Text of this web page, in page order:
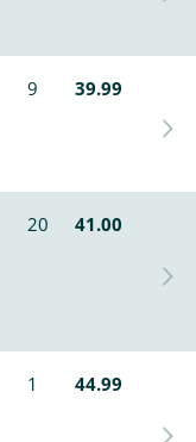
9
39.99
20 41.00
1 44.99